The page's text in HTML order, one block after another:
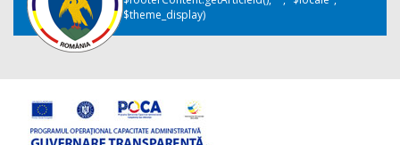
$theme_display)